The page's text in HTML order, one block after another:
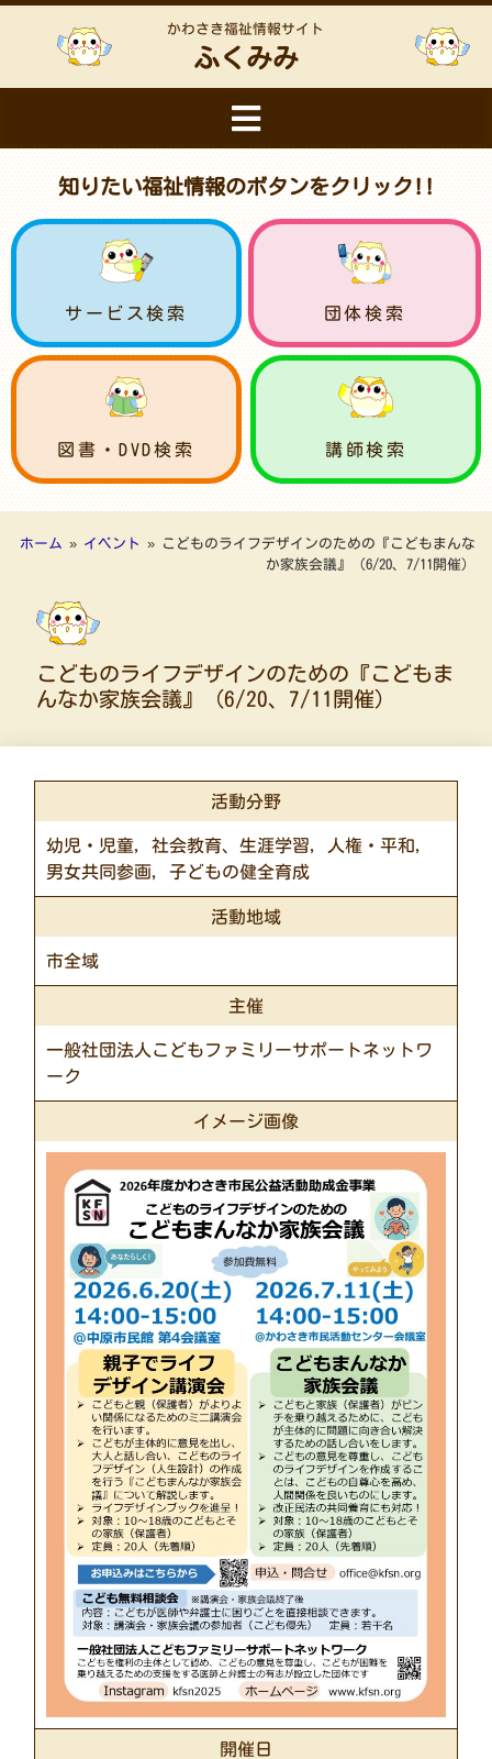
かわさき福祉情報サイト
ふくみみ
知りたい福祉情報のボタンをクリック!!
サービス検索 団体検索
図書・DVD検索 講師検索
ホーム » イベント »
こどものライフデザインのための『こどもまんな
か家族会議』（6/20、7/11開催）
こどものライフデザインのための『こどもま
んなか家族会議』（6/20、7/11開催）
活動分野
幼児・児童, 社会教育、生涯学習, 人権・平和,
男女共同参画, 子どもの健全育成
活動地域
市全域
主催
一般社団法人こどもファミリーサポートネットワ
ーク
イメージ画像
開催日